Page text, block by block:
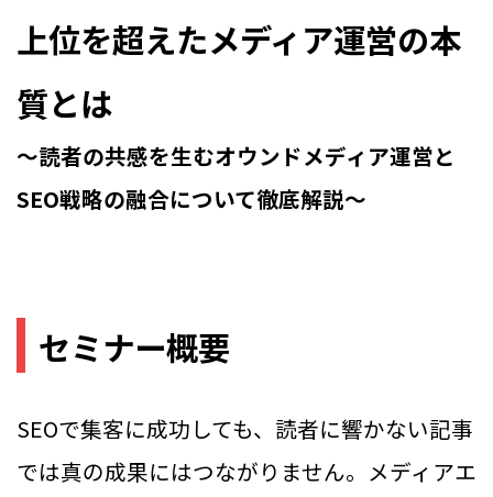
上位を超えたメディア運営の本
質とは
〜読者の共感を生むオウンドメディア運営と
SEO戦略の融合について徹底解説〜
セミナー概要
SEOで集客に成功しても、読者に響かない記事
では真の成果にはつながりません。メディアエ